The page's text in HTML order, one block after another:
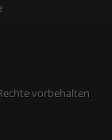
vorbehalten